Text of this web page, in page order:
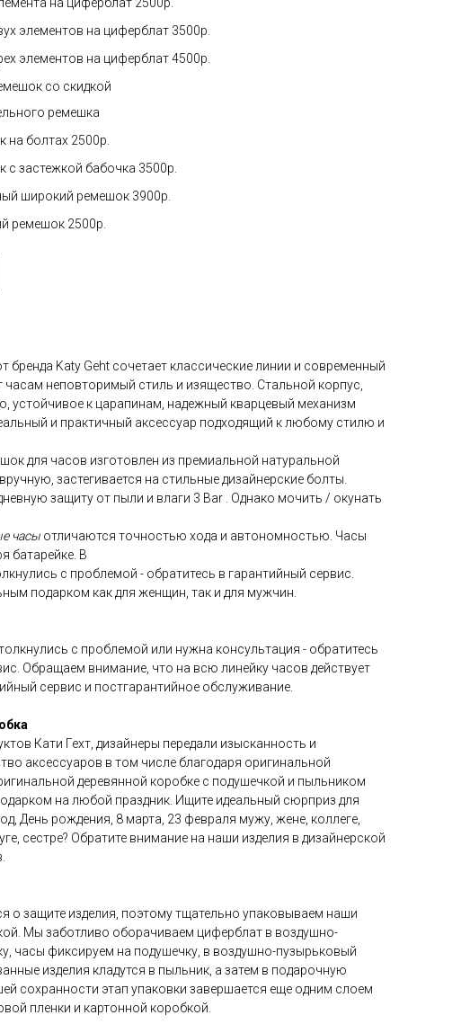
на циферблат 2500р.
элементов на циферблат 3500р.
элементов на циферблат 4500р.
со скидкой
ремешка
на болтах 2500р.
с застежкой бабочка 3500р.
широкий ремешок 3900р.
ремешок 2500р.
бренда Katy Geht сочетает классические линии и современный
часам неповторимый стиль и изящество. Стальной корпус,
устойчивое к царапинам, надежный кварцевый механизм
и практичный аксессуар подходящий к любому стилю и
для часов изготовлен из премиальной натуральной
застегивается на стильные дизайнерские болты.
защиту от пыли и влаги 3 Bar . Однако мочить / окунать
часы отличаются точностью хода и автономностью. Часы
батарейке. В
с проблемой - обратитесь в гарантийный сервис.
подарком как для женщин, так и для мужчин.
с проблемой или нужна консультация - обратитесь
Обращаем внимание, что на всю линейку часов действует
сервис и постгарантийное обслуживание.
Кати Гехт, дизайнеры передали изысканность и
аксессуаров в том числе благодаря оригинальной
деревянной коробке с подушечкой и пыльником
на любой праздник. Ищите идеальный сюрприз для
День рождения, 8 марта, 23 февраля мужу, жене, коллеге,
сестре? Обратите внимание на наши изделия в дизайнерской
о защите изделия, поэтому тщательно упаковываем наши
Мы заботливо оборачиваем циферблат в воздушно-
часы фиксируем на подушечку, в воздушно-пузырьковый
изделия кладутся в пыльник, а затем в подарочную
сохранности этап упаковки завершается еще одним слоем
пленки и картонной коробкой.